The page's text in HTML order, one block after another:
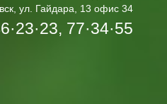
ул. Гайдара, 13 офис 34
77·34·55